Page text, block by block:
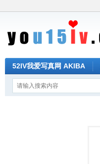
52IV我爱写真网 AKIBA